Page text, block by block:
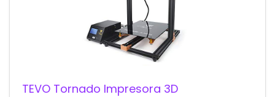
TEVO Tornado Impresora 3D